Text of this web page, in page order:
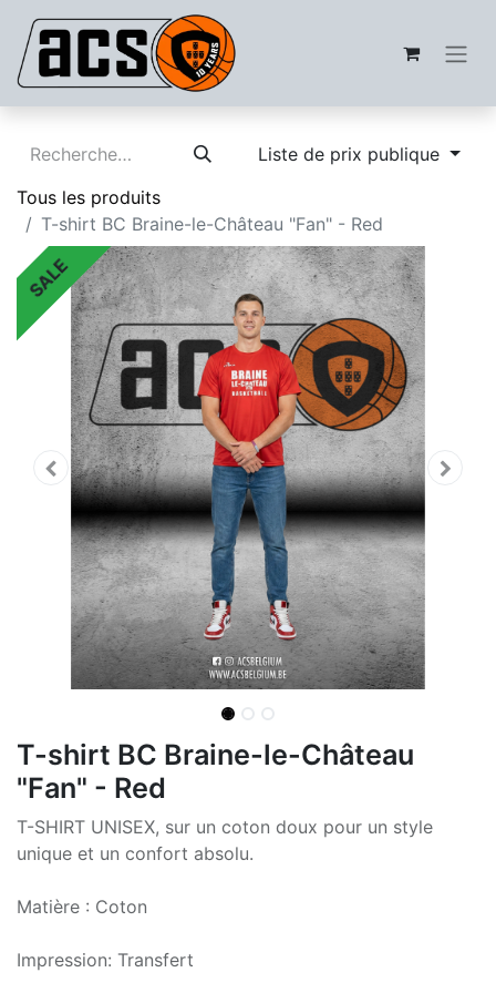
Liste de prix publique
Tous les produits
T-shirt BC Braine-le-Château "Fan" - Red
SALE
T-shirt BC Braine-le-Château
"Fan" - Red
T-SHIRT UNISEX, sur un coton doux pour un style
unique et un confort absolu.
Matière : Coton
Impression: Transfert